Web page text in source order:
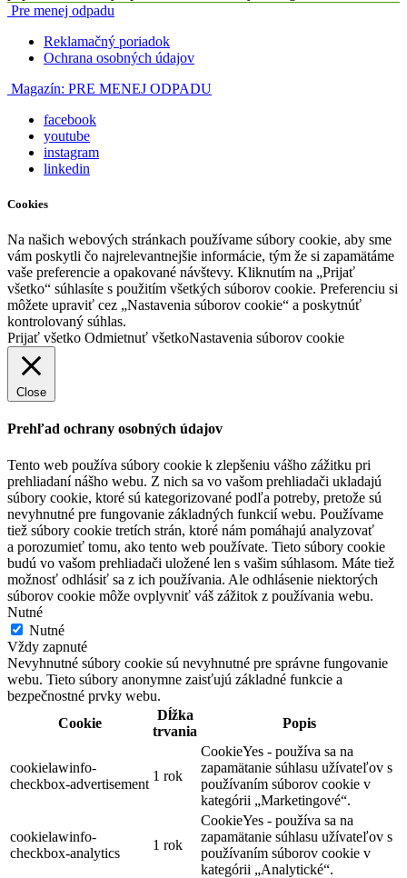
Pre menej odpadu
Reklamačný poriadok
Ochrana osobných údajov
Magazín: PRE MENEJ ODPADU
facebook
youtube
instagram
linkedin
Cookies
Na našich webových stránkach používame súbory cookie, aby sme
vám poskytli čo najrelevantnejšie informácie, tým že si zapamätáme
vaše preferencie a opakované návštevy. Kliknutím na „Prijať
všetko“ súhlasíte s použitím všetkých súborov cookie. Preferenciu si
môžete upraviť cez „Nastavenia súborov cookie“ a poskytnúť
kontrolovaný súhlas.
Prijať všetko Odmietnuť všetkoNastavenia súborov cookie
Close
Prehľad ochrany osobných údajov
Tento web používa súbory cookie k zlepšeniu vášho zážitku pri
prehliadaní nášho webu. Z nich sa vo vašom prehliadači ukladajú
súbory cookie, ktoré sú kategorizované podľa potreby, pretože sú
nevyhnutné pre fungovanie základných funkcií webu. Používame
tiež súbory cookie tretích strán, ktoré nám pomáhajú analyzovať
a porozumieť tomu, ako tento web používate. Tieto súbory cookie
budú vo vašom prehliadači uložené len s vašim súhlasom. Máte tiež
možnosť odhlásiť sa z ich používania. Ale odhlásenie niektorých
súborov cookie môže ovplyvniť váš zážitok z používania webu.
Nutné
Nutné
Vždy zapnuté
Nevyhnutné súbory cookie sú nevyhnutné pre správne fungovanie
webu. Tieto súbory anonymne zaisťujú základné funkcie a
bezpečnostné prvky webu.
Cookie
Dĺžka
trvania
Popis
cookielawinfo-
checkbox-advertisement
1 rok
CookieYes - používa sa na
zapamätanie súhlasu užívateľov s
používaním súborov cookie v
kategórii „Marketingové“.
cookielawinfo-
checkbox-analytics
1 rok
CookieYes - používa sa na
zapamätanie súhlasu užívateľov s
používaním súborov cookie v
kategórii „Analytické“.